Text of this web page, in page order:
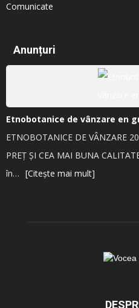
Comunicate
Anunțuri
Etnobotanice de vânzare en
ETNOBOTANICE DE VÂNZARE
PREȚ ȘI CEA MAI BUNA
în… [Citește mai mult]